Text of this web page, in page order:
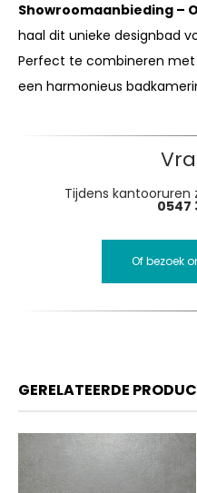
Showroomaanbieding –
haal dit unieke designbad
Perfect te combineren
een harmonieus
Tijdens kantooruren
0547
Of bezoek
GERELATEERDE